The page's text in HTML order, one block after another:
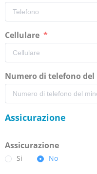
Cellulare
Numero di telefono del
Assicurazione
Assicurazione
Si No